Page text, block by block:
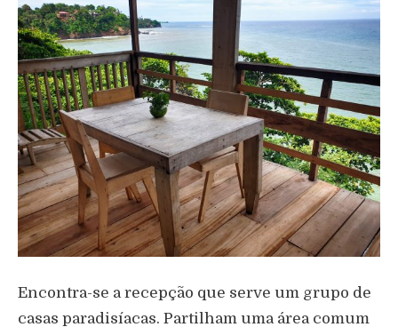
Encontra-se a recepção que serve um grupo de
casas paradisíacas. Partilham uma área comum